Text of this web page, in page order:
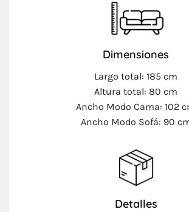
Dimensiones
Largo total: 185 cm
Altura total: 80 cm
Ancho Modo Cama: 102
Ancho Modo Sofá: 90
Detalles